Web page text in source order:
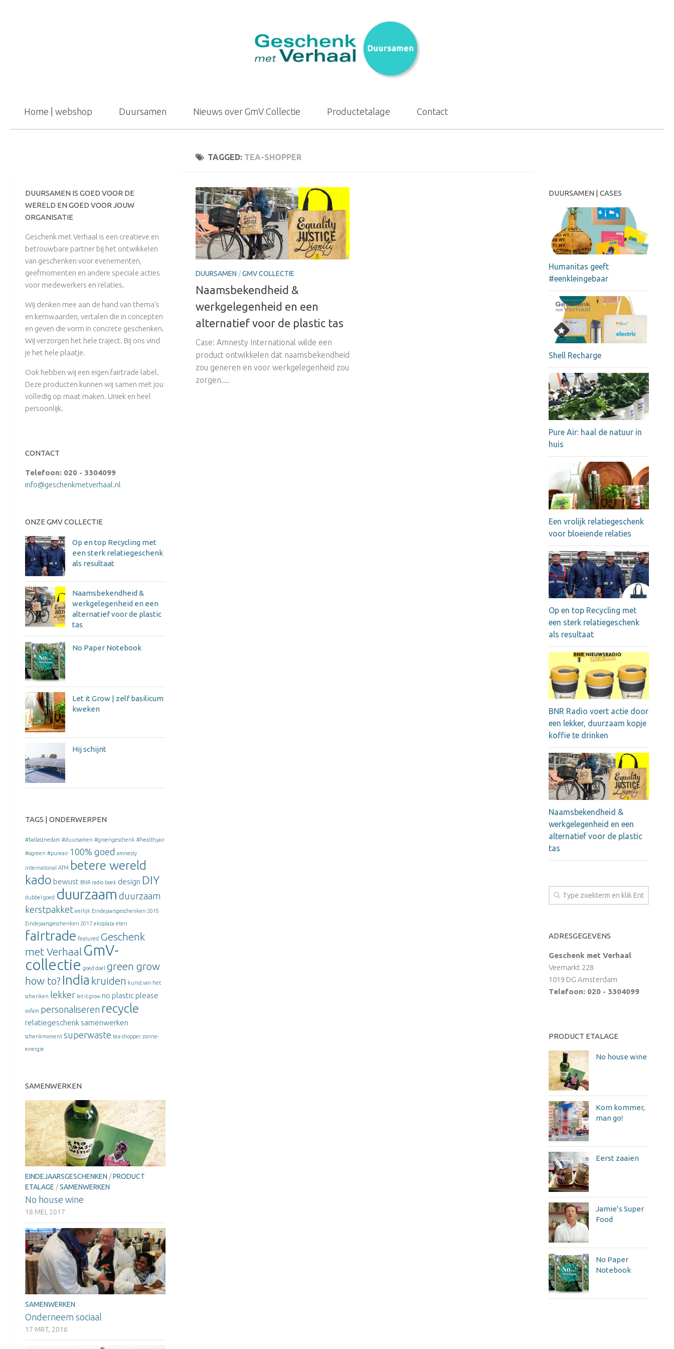
Home | webshop Duursamen Nieuws over GmV Collectie Productetalage Contact
TAGGED: TEA-SHOPPER
DUURSAMEN /GMV COLLECTIE
Naamsbekendheid &
werkgelegenheid en een
alternatief voor de plastic tas
Case: Amnesty International wilde een
product ontwikkelen dat naamsbekendheid
zou generen en voor werkgelegenheid zou
zorgen....
DUURSAMEN IS GOED VOOR DE
WERELD EN GOED VOOR JOUW
ORGANISATIE
Geschenk met Verhaal is een creatieve en
betrouwbare partner bij het ontwikkelen
van geschenken voor evenementen,
geefmomenten en andere speciale acties
voor medewerkers en relaties.
Wij denken mee aan de hand van thema’s
en kernwaarden, vertalen die in concepten
en geven die vorm in concrete geschenken.
Wij verzorgen het hele traject. Bij ons vind
je het hele plaatje.
Ook hebben wij een eigen fairtrade label.
Deze producten kunnen wij samen met jou
volledig op maat maken. Uniek en heel
persoonlijk.
CONTACT
Telefoon: 020 - 3304099
info@geschenkmetverhaal.nl
ONZE GMV COLLECTIE
Op en top Recycling met
een sterk relatiegeschenk
als resultaat
Naamsbekendheid &
werkgelegenheid en een
alternatief voor de plastic
tas
No Paper Notebook
Let it Grow | zelf basilicum
kweken
Hij schijnt
TAGS | ONDERWERPEN
#ballastnedam #duursamen #groengeschenk #healthyair
#ogreen #pureair 100% goed amnesty
international ATM betere wereld
kado bewust BNR radio boek design DIY
dubbel goed duurzaam duurzaam
kerstpakket eerlijk Eindejaarsgeschenken 2015
Eindejaarsgeschenken 2017 ekoplaza eten
fairtrade featured Geschenk
met Verhaal GmV-
collectie goed doel green grow
how to? India kruiden kunst van het
schenken lekker let it grow no plastic please
oxfam personaliseren recycle
relatiegeschenk samenwerken
schenkmoment superwaste tea-shopper zonne-
energie
SAMENWERKEN
EINDEJAARSGESCHENKEN /PRODUCT
ETALAGE /SAMENWERKEN
No house wine
18 MEI, 2017
SAMENWERKEN
Onderneem sociaal
17 MRT, 2016
DUURSAMEN | CASES
Humanitas geeft
#eenkleingebaar
Shell Recharge
Pure Air: haal de natuur in
huis
Een vrolijk relatiegeschenk
voor bloeiende relaties
Op en top Recycling met
een sterk relatiegeschenk
als resultaat
BNR Radio voert actie door
een lekker, duurzaam kopje
koffie te drinken
Naamsbekendheid &
werkgelegenheid en een
alternatief voor de plastic
tas
ADRESGEGEVENS
Geschenk met Verhaal
Veemarkt 228
1019 DG Amsterdam
Telefoon: 020 - 3304099
PRODUCT ETALAGE
No house wine
Kom kommer,
man go!
Eerst zaaien
Jamie’s Super
Food
No Paper
Notebook